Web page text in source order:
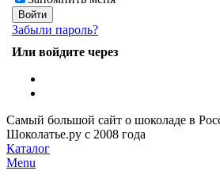
Забыли пароль?
Или войдите через
Самый большой сайт о шоколаде в
Шоколатье.ру с 2008 года
Каталог
Menu